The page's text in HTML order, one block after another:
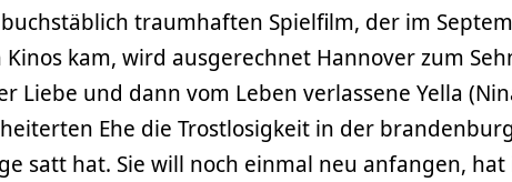
traumhaften Spielfilm, der im
Kinos kam, wird ausgerechnet Hannover zum
Liebe und dann vom Leben verlassene Yella
Ehe die Trostlosigkeit in der
satt hat. Sie will noch einmal neu anfangen,